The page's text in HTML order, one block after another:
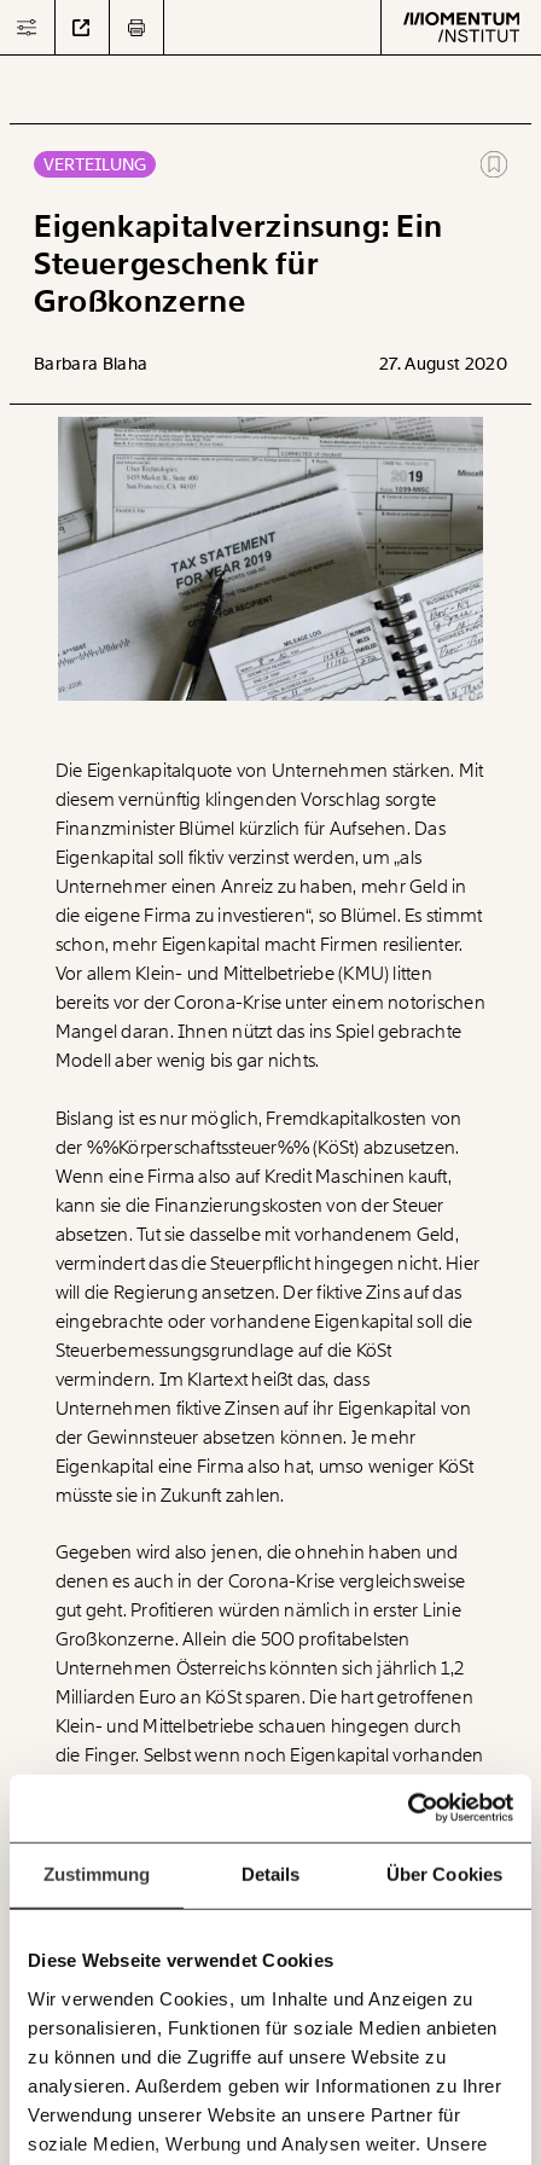
Zustimmung Details Über Cookies
Diese Webseite verwendet Cookies
Wir verwenden Cookies, um Inhalte und Anzeigen zu
personalisieren, Funktionen für soziale Medien anbieten
zu können und die Zugriffe auf unsere Website zu
analysieren. Außerdem geben wir Informationen zu Ihrer
Verwendung unserer Website an unsere Partner für
soziale Medien, Werbung und Analysen weiter. Unsere
Arbeit
Verteilung
Klima
Datensätze
Paper der Woche
Projekte
Kürzungslandkarte
Erbschaftssteuer-Rechner
Koalitions-Kompass
Arbeitslosenrechner
Care-Rechner
Befristungs-Monitor
Pflegerechner
Parlagram
Über uns
Team
Jahresberichte
Pressebereich
Jobs & Fellowships
Textsecond
JETZT
EINFACH
TEILEN.
E-Mail Whatsapp
Veränderung
beginnt mit Dir!
WerdeFördermitgliedund wir können gemeinsam
unsere Wirtschaft so gestalten, dass sie für alle
funktioniert. Unsere Recherchen sind für alle frei im
Netz. Unabhängig und werbefrei. Und das wird auch
so bleiben. Kämpf’ mit uns für den Fortschritt und
unterstütze uns mit Deinem Mitgliedsbeitrag.
Du überweist lieber direkt?
Hier unsere IBAN: AT34 4300 0498 0007 6017
Fragen und Antworten.
Immer auf dem
mit unseren gratis
E-Mail-Newslettern!
Newsletter des Momentum Instituts
VERTEILUNG
Eigenkapitalverzinsung: Ein
Steuergeschenk für
Großkonzerne
Barbara Blaha 27. August 2020
Die Eigenkapitalquote von Unternehmen stärken. Mit
diesem vernünftig klingenden Vorschlag sorgte
Finanzminister Blümel kürzlich für Aufsehen. Das
Eigenkapital soll fiktiv verzinst werden, um „als
Unternehmer einen Anreiz zu haben, mehr Geld in
die eigene Firma zu investieren“, so Blümel. Es stimmt
schon, mehr Eigenkapital macht Firmen resilienter.
Vor allem Klein- und Mittelbetriebe (KMU) litten
bereits vor der Corona-Krise unter einem notorischen
Mangel daran. Ihnen nützt das ins Spiel gebrachte
Modell aber wenig bis gar nichts.
Bislang ist es nur möglich, Fremdkapitalkosten von
der %%Körperschaftssteuer%%(KöSt) abzusetzen.
Wenn eine Firma also auf Kredit Maschinen kauft,
kann sie die Finanzierungskosten von der Steuer
absetzen. Tut sie dasselbe mit vorhandenem Geld,
vermindert das die Steuerpflicht hingegen nicht. Hier
will die Regierung ansetzen. Der fiktive Zins auf das
eingebrachte oder vorhandene Eigenkapital soll die
Steuerbemessungsgrundlage auf die KöSt
vermindern. Im Klartext heißt das, dass
Unternehmen fiktive Zinsen auf ihr Eigenkapital von
der Gewinnsteuer absetzen können. Je mehr
Eigenkapital eine Firma also hat, umso weniger KöSt
müsste sie in Zukunft zahlen.
Gegeben wird also jenen, die ohnehin haben und
denen es auch in der Corona-Krise vergleichsweise
gut geht. Profitieren würden nämlich in erster Linie
Großkonzerne. Allein die 500 profitabelsten
Unternehmen Österreichs könnten sich jährlich 1,2
Milliarden Euro an KöSt sparen. Die hart getroffenen
Klein- und Mittelbetriebe schauen hingegen durch
die Finger. Selbst wenn noch Eigenkapital vorhanden
Bilanz unter Wasser steht. Diese vermindert nämlich
nur die Steuer auf den Gewinn, also die KöSt. Gibt es
aber keinen Gewinn, gibt es auch keine Entlastung.
profitieren davon nur jene, die auch eine Bilanz
haben. Eigenkapital wird nämlich nur darin
ausgewiesen. Viele kleine Firmen, insbesondere Ein-
Personen-Unternehmen (EPU) machen jedoch so
geringe Umsätze, dass sie keine Bilanz, sondern
lediglich eine Ausgaben- Einnahmenrechnung
legen. Bilanzierungspflichtig sind neben